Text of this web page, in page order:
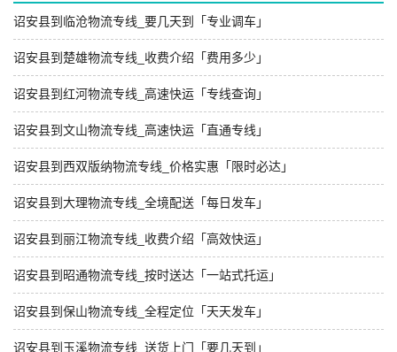
诏安县到临沧物流专线_要几天到「专业调车」
诏安县到楚雄物流专线_收费介绍「费用多少」
诏安县到红河物流专线_高速快运「专线查询」
诏安县到文山物流专线_高速快运「直通专线」
诏安县到西双版纳物流专线_价格实惠「限时必达」
诏安县到大理物流专线_全境配送「每日发车」
诏安县到丽江物流专线_收费介绍「高效快运」
诏安县到昭通物流专线_按时送达「一站式托运」
诏安县到保山物流专线_全程定位「天天发车」
诏安县到玉溪物流专线_送货上门「要几天到」